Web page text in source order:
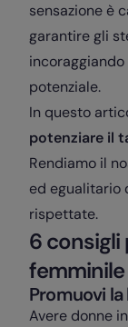
sensazione è
garantire gli
potenziale.
In questo
potenziare il
Rendiamo il
ed egualitario
rispettate.
6
Promuovi
Avere donne